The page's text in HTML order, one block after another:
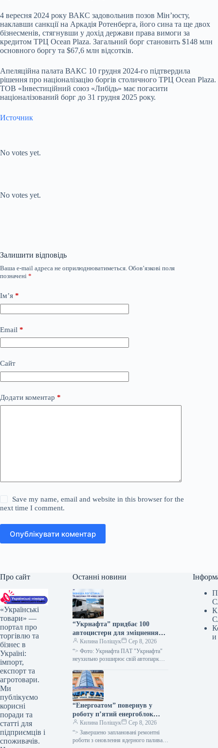
4 вересня 2024 року ВАКС задовольнив позов Мінʼюсту,
наклавши санкції на Аркадія Ротенберга, його сина та ще двох
бізнесменів, стягнувши у дохід держави права вимоги за
кредитом ТРЦ Ocean Plaza. Загальний борг становить $148 млн
основного боргу та $67,6 млн відсотків.
Апеляційна палата ВАКС 10 грудня 2024-го підтвердила
рішення про націоналізацію боргів столичного ТРЦ Ocean Plaza.
ТОВ «Інвестиційний союз «Либідь» має погасити
націоналізований борг до 31 грудня 2025 року.
Источник
No votes yet.
No votes yet.
Залишити відповідь
Ваша e-mail адреса не оприлюднюватиметься. Обов’язкові поля
позначені *
Ім’я *
Email *
Сайт
Додати коментар *
Save my name, email and website in this browser for the
next time I comment.
Опублікувати коментар
Про сайт
«Українські
товари» —
портал про
торгівлю та
бізнес в
Україні:
імпорт,
експорт та
агротовари.
Ми
публікуємо
корисні
поради та
статті для
підприємців і
споживачів.
Останні новини
“Укрнафта” придбає 100
автоцистерн для зміцнення
безпеки доставки палива
Килина Поліщук
Сер 8, 2026
“> Фото: Укрнафта ПАТ "Укрнафта"
неухильно розширює свій автопарк
забезпечення пальним по всій території
держави, проінформувала…
“Енергоатом” повернув у
роботу п’ятий енергоблок
після планового технічного
обслуговування.
Килина Поліщук
Сер 8, 2026
“> Завершено заплановані ремонтні
роботи з оновлення ядерного палива
и